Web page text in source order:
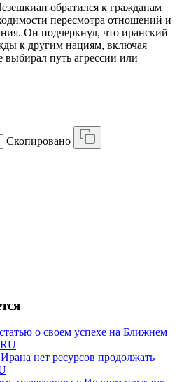
обратился к гражданам
пересмотра отношений и
Он подчеркнул, что иранский
к другим нациям, включая
выбирал путь агрессии или
Скопировано
о своем успехе на Ближнем
нет ресурсов продолжать